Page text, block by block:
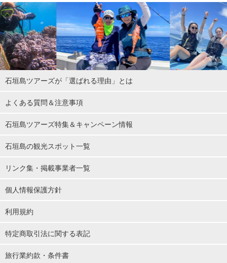
石垣島ツアーズが「選ばれる理由」とは
よくある質問＆注意事項
石垣島ツアーズ特集＆キャンペーン情報
石垣島の観光スポット一覧
リンク集・掲載事業者一覧
個人情報保護方針
利用規約
特定商取引法に関する表記
旅行業約款・条件書